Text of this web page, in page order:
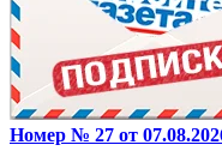
Номер № 27 от